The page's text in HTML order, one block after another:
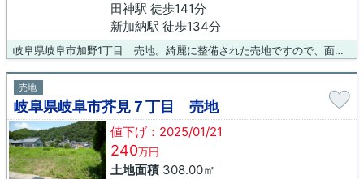
田神駅 徒歩141分
新加納駅 徒歩134分
岐阜県岐阜市加野1丁目 売地。綺麗に整備された売地ですので、面倒な手入れなど必要ありません。不動産を高山本線長森周辺で探すなら、地域密着の当社にぜひお任せください。Eメールでのお問い合わせはinfo@yoshimurafudousan.comまでよろしくお願いします。
売地
岐阜県岐阜市芥見７丁目 売地
値下げ：2025/01/21
240万円
土地面積308.00㎡